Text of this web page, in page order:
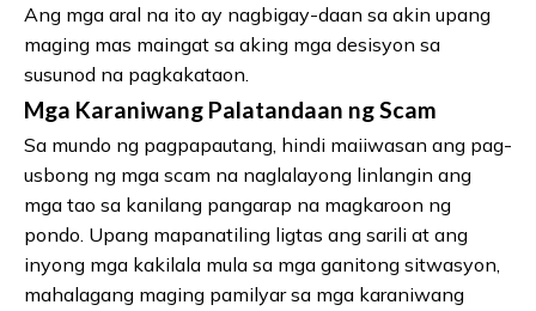
Ang mga aral na ito ay nagbigay-daan sa akin upang
maging mas maingat sa aking mga desisyon sa
susunod na pagkakataon.
Mga Karaniwang Palatandaan ng Scam
Sa mundo ng pagpapautang, hindi maiiwasan ang pag-
usbong ng mga scam na naglalayong linlangin ang
mga tao sa kanilang pangarap na magkaroon ng
pondo. Upang mapanatiling ligtas ang sarili at ang
inyong mga kakilala mula sa mga ganitong sitwasyon,
mahalagang maging pamilyar sa mga karaniwang